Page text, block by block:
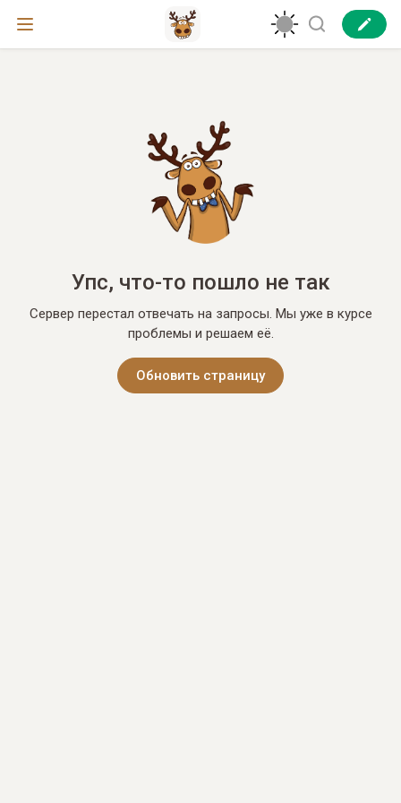
Упс, что-то пошло не так
Сервер перестал отвечать на запросы. Мы уже в курсе
проблемы и решаем её.
Обновить страницу